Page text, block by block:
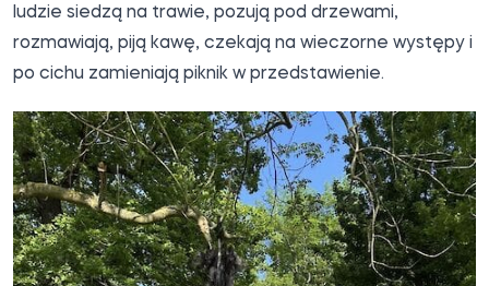
ludzie siedzą na trawie, pozują pod drzewami,
rozmawiają, piją kawę, czekają na wieczorne występy i
po cichu zamieniają piknik w przedstawienie.